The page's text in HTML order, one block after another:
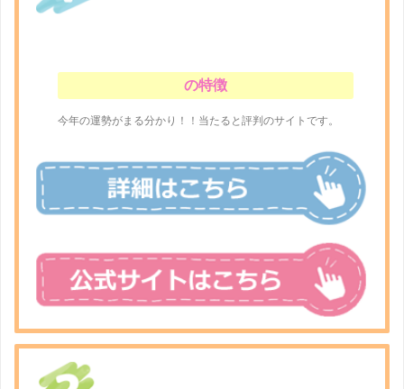
の特徴
今年の運勢がまる分かり！！当たると評判のサイトです。